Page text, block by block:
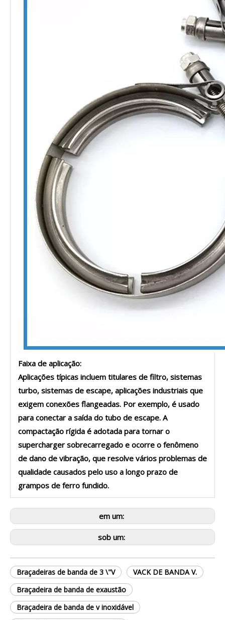
Faixa de aplicação:
Aplicações típicas incluem titulares de filtro, sistemas
turbo, sistemas de escape, aplicações industriais que
exigem conexões flangeadas. Por exemplo, é usado
para conectar a saída do tubo de escape. A
compactação rígida é adotada para tornar o
supercharger sobrecarregado e ocorre o fenômeno
de dano de vibração, que resolve vários problemas de
qualidade causados ​​pelo uso a longo prazo de
grampos de ferro fundido.
em um:
sob um:
Braçadeiras de banda de 3 \"V
VACK DE BANDA V.
Braçadeira de banda de exaustão
Braçadeira de banda de v inoxidável